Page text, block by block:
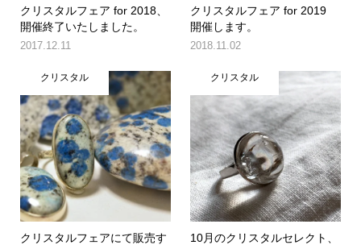
クリスタルフェア for 2018、
開催終了いたしました。
2017.12.11
クリスタルフェア for 2019
開催します。
2018.11.02
クリスタル
クリスタルフェアにて販売す
クリスタル
10月のクリスタルセレクト、